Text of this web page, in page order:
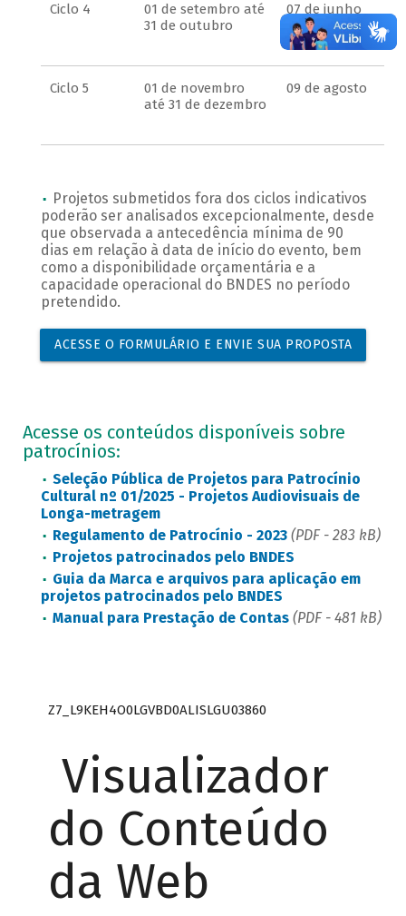
Ciclo 4
01 de setembro até
31 de outubro
07 de junho
Ciclo 5
01 de novembro
até 31 de dezembro
09 de agosto
Projetos submetidos fora dos ciclos indicativos
poderão ser analisados excepcionalmente, desde
que observada a antecedência mínima de 90
dias em relação à data de início do evento, bem
como a disponibilidade orçamentária e a
capacidade operacional do BNDES no período
pretendido.
ACESSE O FORMULÁRIO E ENVIE SUA PROPOSTA
Acesse os conteúdos disponíveis sobre
patrocínios:
Seleção Pública de Projetos para Patrocínio
Cultural nº 01/2025 - Projetos Audiovisuais de
Longa-metragem
Regulamento de Patrocínio - 2023 (PDF - 283 kB)
Projetos patrocinados pelo BNDES
Guia da Marca e arquivos para aplicação em
projetos patrocinados pelo BNDES
Manual para Prestação de Contas (PDF - 481 kB)
Z7_L9KEH4O0LGVBD0ALISLGU03860
Visualizador
do Conteúdo
da Web